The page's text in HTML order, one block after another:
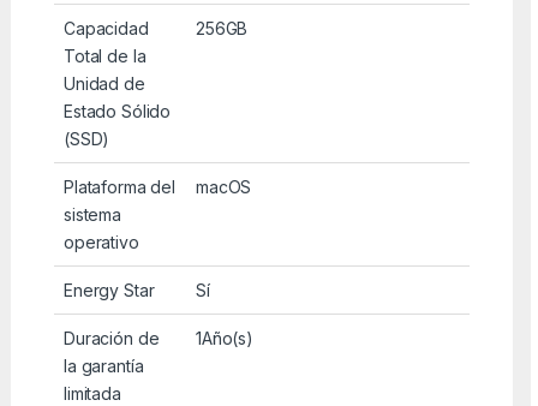
Capacidad
Total de la
Unidad de
Estado Sólido
(SSD)
256GB
Plataforma del
sistema
operativo
macOS
Energy Star Sí
Duración de
la garantía
limitada
1Año(s)